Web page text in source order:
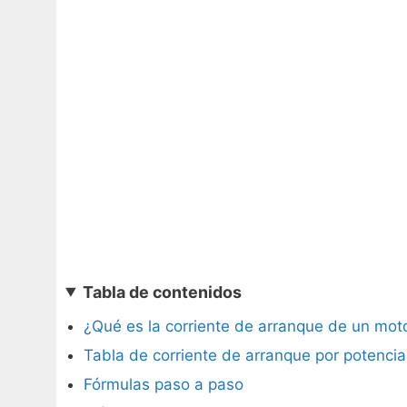
Tabla de contenidos
¿Qué es la corriente de arranque de un
Tabla de corriente de arranque por potencia
Fórmulas paso a paso